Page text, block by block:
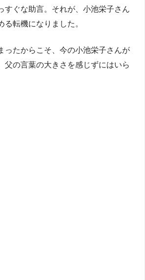
すぐな助言。それが、小池栄子さん
る転機になりました。
ったからこそ、今の小池栄子さんが
父の言葉の大きさを感じずにはいら